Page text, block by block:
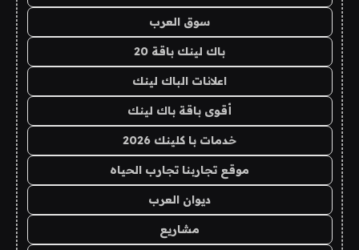
سوق العرب
باك لينك باقة 20
اعلانات الباك لينك
أقوى باقة باك لينك
خدمات با كلينك 2026
موقع تجاربنا تجارب الحياه
ديوان العرب
مشاريع